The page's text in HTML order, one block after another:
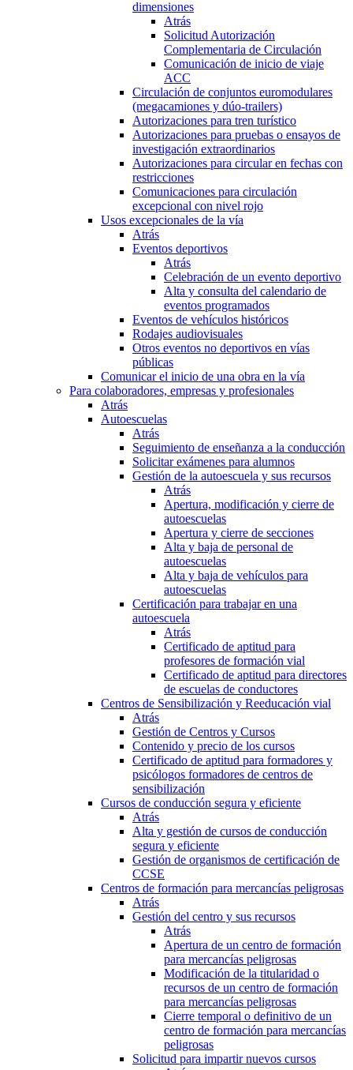
dimensiones
Atrás
Solicitud Autorización
Complementaria de Circulación
Comunicación de inicio de viaje
ACC
Circulación de conjuntos euromodulares
(megacamiones y dúo-trailers)
Autorizaciones para tren turístico
Autorizaciones para pruebas o ensayos de
investigación extraordinarios
Autorizaciones para circular en fechas con
restricciones
Comunicaciones para circulación
excepcional con nivel rojo
Usos excepcionales de la vía
Atrás
Eventos deportivos
Atrás
Celebración de un evento deportivo
Alta y consulta del calendario de
eventos programados
Eventos de vehículos históricos
Rodajes audiovisuales
Otros eventos no deportivos en vías
públicas
Comunicar el inicio de una obra en la vía
Para colaboradores, empresas y profesionales
Atrás
Autoescuelas
Atrás
Seguimiento de enseñanza a la conducción
Solicitar exámenes para alumnos
Gestión de la autoescuela y sus recursos
Atrás
Apertura, modificación y cierre de
autoescuelas
Apertura y cierre de secciones
Alta y baja de personal de
autoescuelas
Alta y baja de vehículos para
autoescuelas
Certificación para trabajar en una
autoescuela
Atrás
Certificado de aptitud para
profesores de formación vial
Certificado de aptitud para directores
de escuelas de conductores
Centros de Sensibilización y Reeducación vial
Atrás
Gestión de Centros y Cursos
Contenido y precio de los cursos
Certificado de aptitud para formadores y
psicólogos formadores de centros de
sensibilización
Cursos de conducción segura y eficiente
Atrás
Alta y gestión de cursos de conducción
segura y eficiente
Gestión de organismos de certificación de
CCSE
Centros de formación para mercancías peligrosas
Atrás
Gestión del centro y sus recursos
Atrás
Apertura de un centro de formación
para mercancías peligrosas
Modificación de la titularidad o
recursos de un centro de formación
para mercancías peligrosas
Cierre temporal o definitivo de un
centro de formación para mercancías
peligrosas
Solicitud para impartir nuevos cursos